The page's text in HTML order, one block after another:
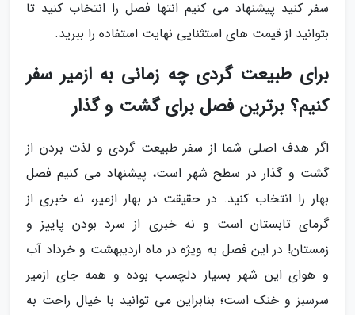
سفر کنید پیشنهاد می کنیم انتها فصل را انتخاب کنید تا
بتوانید از قیمت های استثنایی نهایت استفاده را ببرید.
برای طبیعت گردی چه زمانی به ازمیر سفر
کنیم؟ برترین فصل برای گشت و گذار
اگر هدف اصلی شما از سفر طبیعت گردی و لذت بردن از
گشت و گذار در سطح شهر است، پیشنهاد می کنیم فصل
بهار را انتخاب کنید. در حقیقت در بهار ازمیر، نه خبری از
گرمای تابستان است و نه خبری از سرد بودن پاییز و
زمستان! در این فصل به ویژه در ماه اردیبهشت و خرداد آب
و هوای این شهر بسیار دلچسب بوده و همه جای ازمیر
سرسبز و خنک است؛ بنابراین می توانید با خیال راحت به